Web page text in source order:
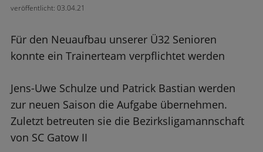
veröffentlicht: 03.04.21
Für den Neuaufbau unserer Ü32 Senioren
konnte ein Trainerteam verpflichtet werden
Jens-Uwe Schulze und Patrick Bastian werden
zur neuen Saison die Aufgabe übernehmen.
Zuletzt betreuten sie die Bezirksligamannschaft
von SC Gatow II